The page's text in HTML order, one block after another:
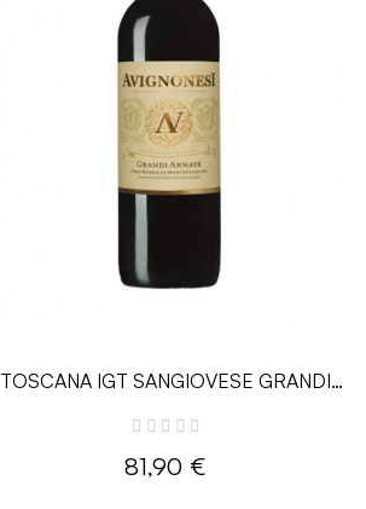
TOSCANA IGT SANGIOVESE GRANDI
81,90 €